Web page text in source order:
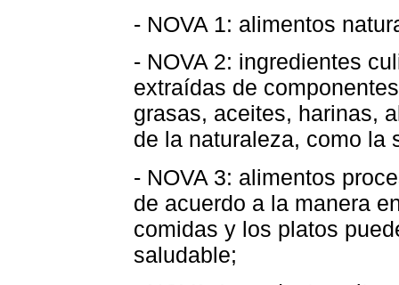
- NOVA 1: alimentos
- NOVA 2: ingredientes
extraídas de
grasas, aceites, harinas,
de la naturaleza, como la
- NOVA 3: alimentos
de acuerdo a la manera
comidas y los platos
saludable;